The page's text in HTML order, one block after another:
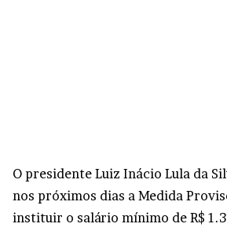
O presidente Luiz Inácio Lula da
nos próximos dias a Medida
instituir o salário mínimo de R$